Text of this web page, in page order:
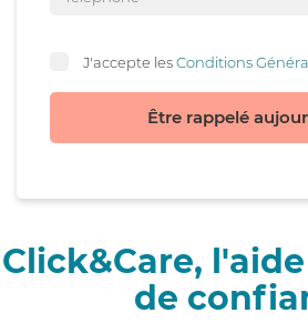
J'accepte lesConditions
Être rappelé
Click&Care,
de